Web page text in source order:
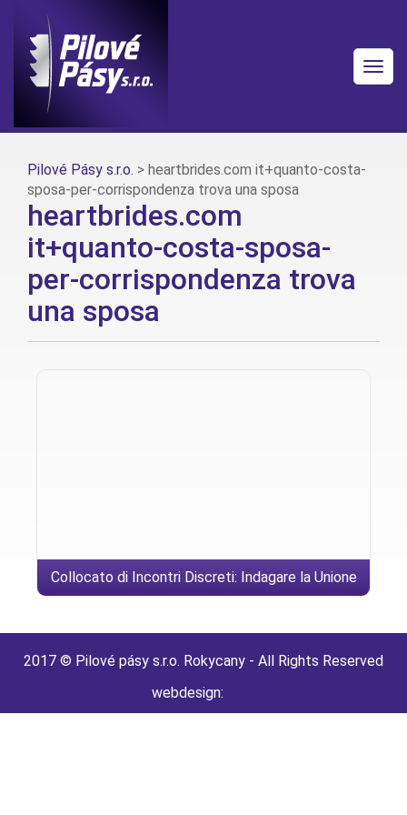
Pilové Pásy s.r.o. > heartbrides.com it+quanto-costa-
sposa-per-corrispondenza trova una sposa
heartbrides.com
it+quanto-costa-sposa-
per-corrispondenza trova
una sposa
Collocato di Incontri Discreti: Indagare la Unione
2017 © Pilové pásy s.r.o. Rokycany - All Rights Reserved
webdesign: